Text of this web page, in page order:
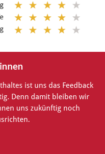
ist uns das Feedback
Denn damit bleiben wir
uns zukünftig noch